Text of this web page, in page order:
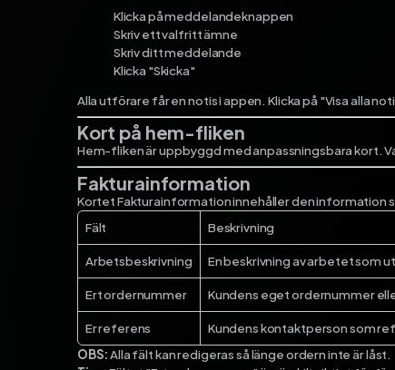
Klicka på meddelandeknappen
Skriv ett valfritt ämne
Skriv ditt meddelande
Klicka "Skicka"
Alla utförare får en notis i appen. Klicka på "Visa alla
Kort på hem-fliken
Hem-fliken är uppbyggd med anpassningsbara kort.
Fakturainformation
Kortet Fakturainformation innehåller den information
Fält
Beskrivning
Arbetsbeskrivning En beskrivning av arbetet som
Ert ordernummer Kundens eget ordernummer
Er referens
Kundens kontaktperson som
OBS:Alla fält kan redigeras så länge ordern inte är låst.